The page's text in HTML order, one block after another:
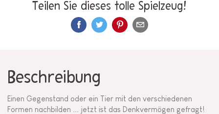
Teilen Sie dieses tolle Spielzeug!
Beschreibung
Einen Gegenstand oder ein Tier mit den verschiedenen
Formen nachbilden ... jetzt ist das Denkvermögen gefragt!